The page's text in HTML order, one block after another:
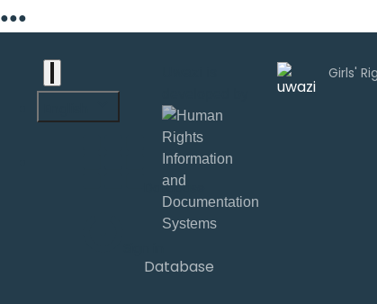
the
international
agenda
Database
●●●
Database